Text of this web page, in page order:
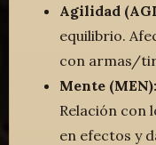
Agilidad
equilibrio.
con armas/
Mente (MEN):
Relación con
en efectos y